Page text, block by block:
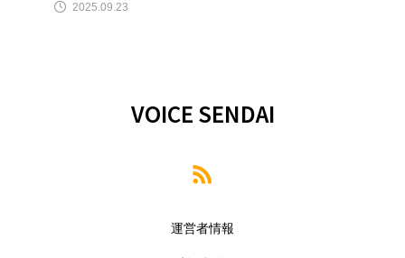
2025.09.23
VOICE SENDAI
運営者情報